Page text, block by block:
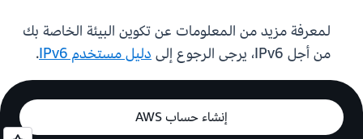
لمعرفة مزيد من المعلومات عن تكوين البيئة الخاصة بك
من أجل IPv6، يرجى الرجوع إلى
دليل مستخدم IPv6 .
إنشاء حساب AWS